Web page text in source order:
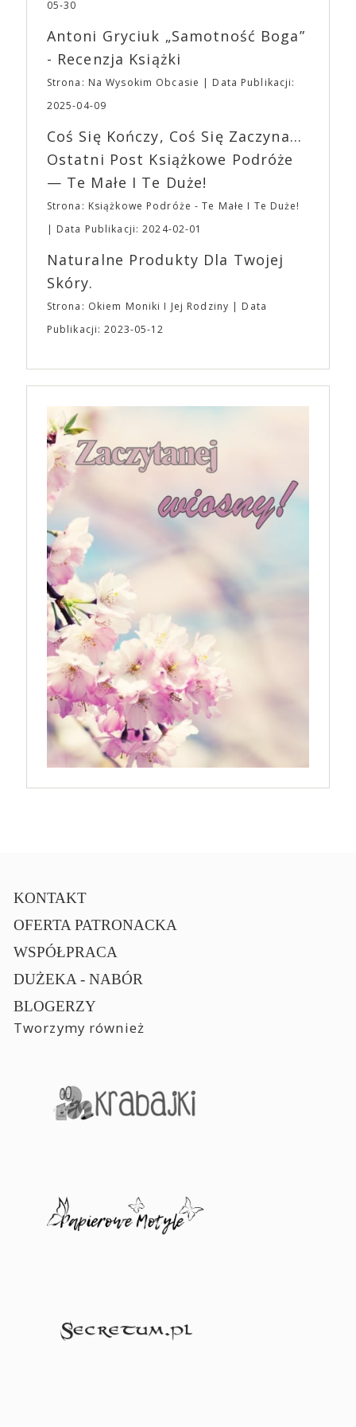
jednego z najbardziej interesujących współczesnych
(„Joker”, „Ona”) w swojej najbardziej zaskakującej
roli. Twórca kultowych „Dziedzictwo. Hereditary” i
„Midsommar. W biały dzień” zrealizował najbardziej
osobisty film, który pozwolił mu w pełni podzielić
się z widzami swoimi lękami, wizją świata, a przede
„Bo się boi” w kinach od 21 kwietnia.
Wystawców i Obsługi. Na terenie hali nie zabraknie
Waszych ulubionych Wystawców serwujących
napoje oraz drobne przekąski a przed halą
planujemy Strefę FoodTrucków. Życzymy Wam
fantastycznego czasu oczekiwania na nadchodzącą
EXPO XXI!
05-30
Antoni Gryciuk „Samotność Boga”
- Recenzja Książki
Strona: Na Wysokim Obcasie
Data Publikacji:
2025-04-09
Coś Się Kończy, Coś Się Zaczyna...
Ostatni Post Książkowe Podróże
— Te Małe I Te Duże!
Strona: Książkowe Podróże - Te Małe I Te Duże!
Data Publikacji: 2024-02-01
Naturalne Produkty Dla Twojej
Skóry.
Strona: Okiem Moniki I Jej Rodziny
Data
Publikacji: 2023-05-12
KONTAKT
OFERTA PATRONACKA
WSPÓŁPRACA
DUŻEKA - NABÓR
BLOGERZY
Tworzymy również